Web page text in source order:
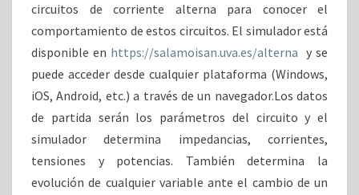
circuitos de corriente alterna para conocer el
comportamiento de estos circuitos. El simulador está
disponible en https://salamoisan.uva.es/alterna y se
puede acceder desde cualquier plataforma (Windows,
iOS, Android, etc.) a través de un navegador.Los datos
de partida serán los parámetros del circuito y el
simulador determina impedancias, corrientes,
tensiones y potencias. También determina la
evolución de cualquier variable ante el cambio de un